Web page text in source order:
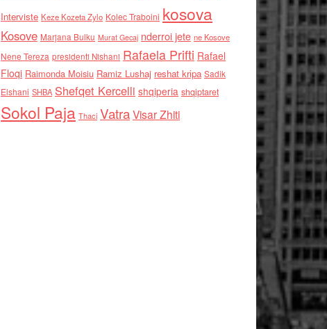
Interviste Keze Kozeta Zylo Kolec Traboini kosova
Kosove Marjana Bulku Murat Gecaj nderroi jete ne Kosove
Nene Tereza presidenti Nishani Rafaela Prifti Rafael
Floqi Raimonda Moisiu Ramiz Lushaj reshat kripa Sadik
Elshani SHBA Shefqet Kercelli shqiperia shqiptaret
Sokol Paja Thaci VatraVisar Zhiti